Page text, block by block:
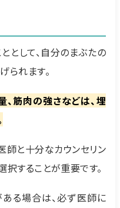
として、自分のまぶたの
られます。
筋肉の強さなどは、埋
師と十分なカウンセリン
することが重要です。
る場合は、必ず医師に